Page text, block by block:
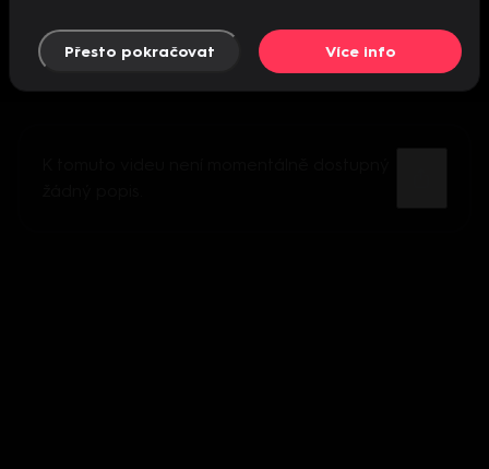
Přesto pokračovat Více info